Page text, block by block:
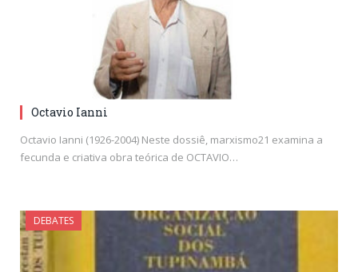
Octavio Ianni
Octavio Ianni (1926-2004) Neste dossiê, marxismo21 examina a
fecunda e criativa obra teórica de OCTAVIO…
DEBATES